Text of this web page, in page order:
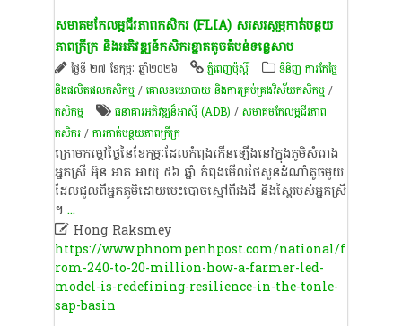
សមាគម​កែលម្អ​ជីវភាព​កសិករ (FLIA) សរសរ​ស្ដម្ភ​កាត់បន្ថយ​
ភាពក្រីក្រ និង​អភិវឌ្ឍន៍​កសិករ​ខ្នាតតូច​តំបន់​ទន្លេសាប​
ថ្ងៃទី ២៧ ខែកុម្ភៈ ឆ្នាំ២០២៦ ភ្នំពេញប៉ុស្តិ៍
ទំនិញ ការកែច្នៃ
និងផលិតផលកសិកម្ម/គោលនយោបាយ និងការគ្រប់គ្រងវិស័យកសិកម្ម/
កសិកម្ម
ធនាគារអភិវឌ្ឍន៏អាស៊ី (ADB) /សមាគម​កែលម្អ​ជីវភាព​
កសិករ/ការកាត់បន្ថយភាពក្រីក្រ
ក្រោម​កម្ដៅថ្ងៃ​នៃ​​ខែកុម្ភៈ​ដែល​កំពុង​កើនឡើង​នៅក្នុង​ភូមិ​សំរោង
អ្នកស្រី​ អ៊ុន អាត អាយុ ៥៦ ឆ្នាំ កំពុង​មើលថែសួន​ដំណាំ​​តូច​មួយ​
ដែល​ជួល​ពី​អ្នក​ភូមិ​ដោយ​បេះបោច​ស្មៅ​ពី​រង​ជី និង​ស្ពៃ​របស់​អ្នកស្រី​
។ ...
Hong Raksmey
https://www.phnompenhpost.com/national/f
rom-240-to-20-million-how-a-farmer-led-
model-is-redefining-resilience-in-the-tonle-
sap-basin